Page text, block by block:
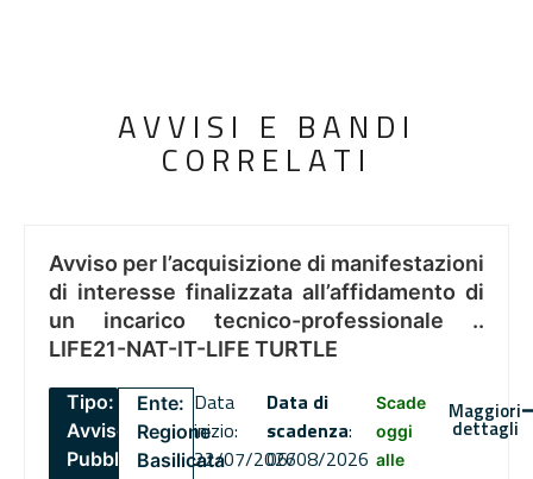
AVVISI E BANDI
CORRELATI
Avviso per l’acquisizione di manifestazioni
di interesse finalizzata all’affidamento di
un incarico tecnico-professionale ..
LIFE21-NAT-IT-LIFE TURTLE
Tipo:
Avviso
Pubblico
Ente:
Regione
Basilicata
Data
inizio:
22/07/2026
Data di
scadenza:
06/08/2026
Scade
oggi
alle
Maggiori
dettagli